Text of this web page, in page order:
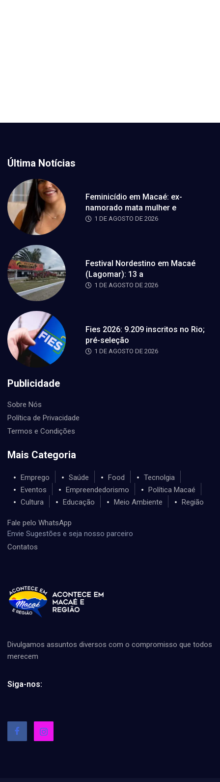
Última Notícias
Feminicídio em Macaé: ex-
namorado mata mulher e
1 DE AGOSTO DE 2026
Festival Nordestino em Macaé
(Lagomar): 13 a
1 DE AGOSTO DE 2026
Fies 2026: 9.209 inscritos no Rio;
pré-seleção
1 DE AGOSTO DE 2026
Publicidade
Sobre Nós
Política de Privacidade
Termos e Condições
Mais Categoria
Emprego Saúde Food
Tecnolgia
Eventos
Empreendedorismo
Política Macaé
Cultura
Educação Meio Ambiente Região
Fale pelo WhatsApp
Envie Sugestões e seja nosso parceiro
Contatos
Divulgamos assuntos diversos com o compromisso que todos
merecem
Siga-nos: